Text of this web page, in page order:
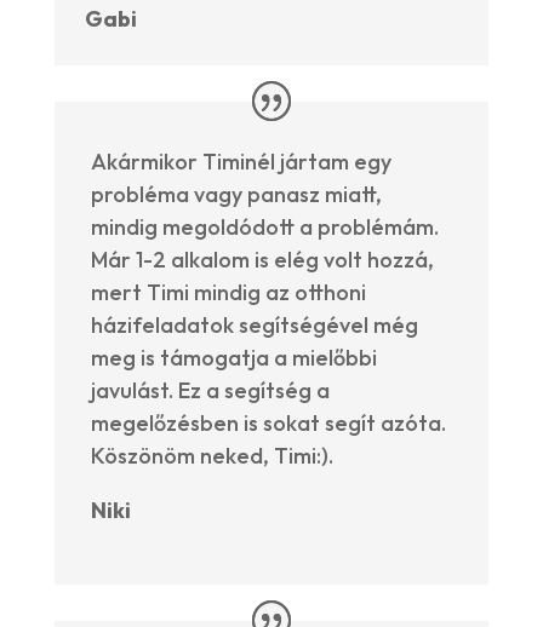
Gabi
Akármikor Timinél jártam egy
probléma vagy panasz miatt,
mindig megoldódott a problémám.
Már 1-2 alkalom is elég volt hozzá,
mert Timi mindig az otthoni
házifeladatok segítségével még
meg is támogatja a mielőbbi
javulást. Ez a segítség a
megelőzésben is sokat segít azóta.
Köszönöm neked, Timi:).
Niki